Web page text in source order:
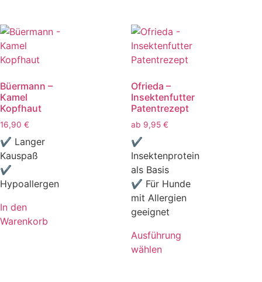
Büermann –
Kamel
Kopfhaut
16,90 €
✔ Langer
Kauspaß
✔
Hypoallergen
In den
Warenkorb
Ofrieda –
Insektenfutter
Patentrezept
ab 9,95 €
✔
Insektenprotein
als Basis
✔ Für Hunde
mit Allergien
geeignet
Ausführung
wählen